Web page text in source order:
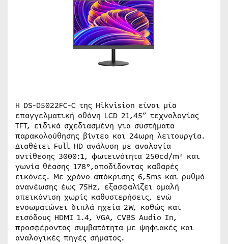
Η DS-D5022FC-C της Hikvision είναι μία
επαγγελματική οθόνη LCD 21,45” τεχνολογίας
TFT, ειδικά σχεδιασμένη για συστήματα
παρακολούθησης βίντεο και 24ωρη λειτουργία.
Διαθέτει Full HD ανάλυση με αναλογία
αντίθεσης 3000:1, φωτεινότητα 250cd/m² και
γωνία θέασης 178°,αποδίδοντας καθαρές
εικόνες. Με χρόνο απόκρισης 6,5ms και ρυθμό
ανανέωσης έως 75Hz, εξασφαλίζει ομαλή
απεικόνιση χωρίς καθυστερήσεις, ενώ
ενσωματώνει διπλά ηχεία 2W, καθώς και
εισόδους HDMI 1.4, VGA, CVBS Audio In,
προσφέροντας συμβατότητα με ψηφιακές και
αναλογικές πηγές σήματος.